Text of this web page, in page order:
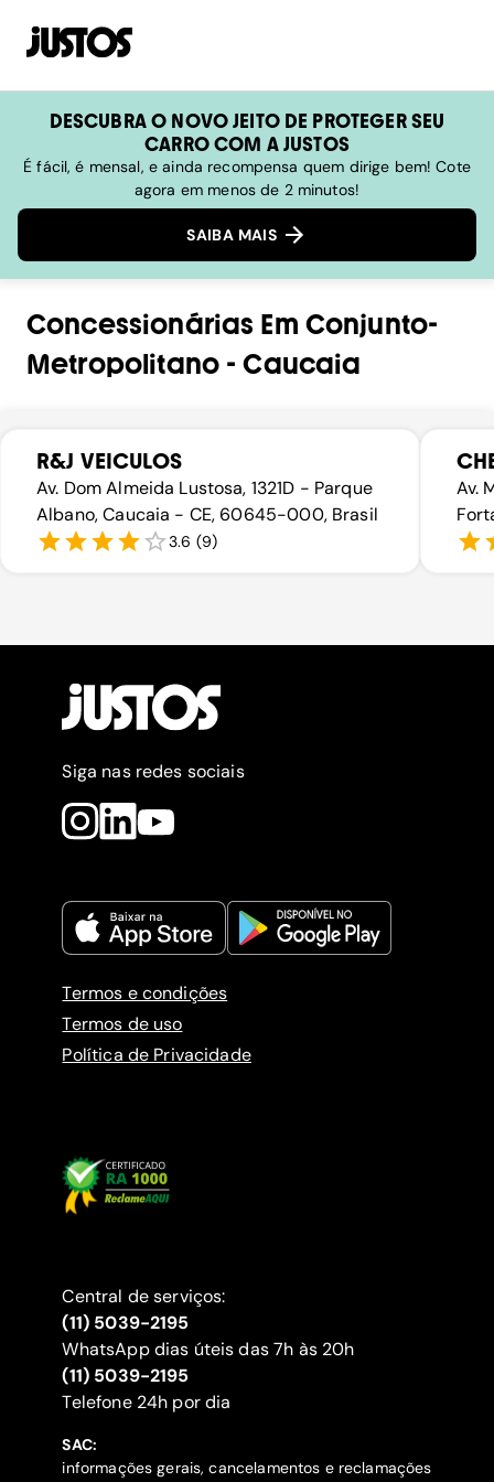
DESCUBRA O NOVO JEITO DE PROTEGER SEU
CARRO COM A JUSTOS
É fácil, é mensal, e ainda recompensa quem dirige bem! Cote
agora em menos de 2 minutos!
SAIBA MAIS
Concessionárias Em Conjunto-
Metropolitano-Caucaia
R&J VEICULOS
Av. Dom Almeida Lustosa, 1321D - Parque
Albano, Caucaia - CE, 60645-000, Brasil
3.6 (9)
Av.
Siga nas redes sociais
Termos e condições
Termos de uso
Política de Privacidade
Central de serviços:
(11) 5039-2195
WhatsApp dias úteis das 7h às 20h
(11) 5039-2195
‍Telefone 24h por dia
SAC:
informações gerais, cancelamentos e reclamações